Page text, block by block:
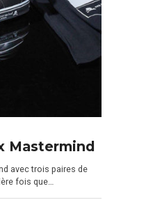
Mastermind
avec trois paires de
fois que…